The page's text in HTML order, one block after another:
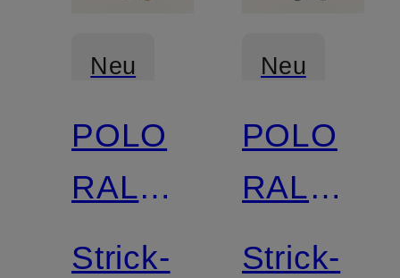
Neu
POLO
RALPH
LAUREN
Strick-
Neu
POLO
RALPH
LAUREN
Strick-